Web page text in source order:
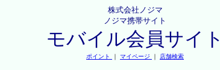
株式会社ノジマ
ノジマ携帯サイト
モバイル会員サイト
ポイント ｜ マイページ ｜ 店舗検索